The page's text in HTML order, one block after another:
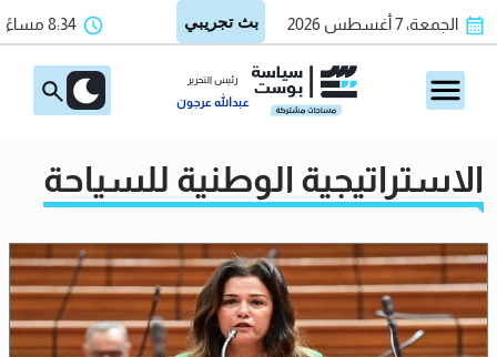
الجمعة، 7 أغسطس 2026 8:34 مساءً
رئيس التحرير
عبدالله عرجون
الاستراتيجية الوطنية للسياحة